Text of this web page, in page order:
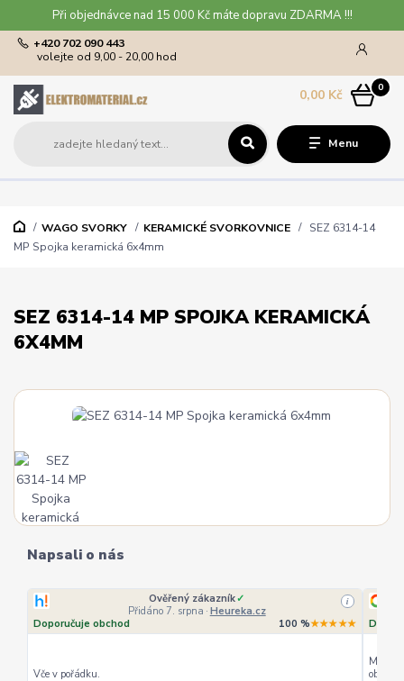
Při objednávce nad 15 000 Kč máte dopravu ZDARMA !!!
Menu
+420 702 090 443
volejte od 9,00 - 20,00 hod
0
0,00 Kč
WAGO SVORKY KERAMICKÉ SVORKOVNICE
SEZ 6314-14
MP Spojka keramická 6x4mm
SEZ 6314-14 MP SPOJKA KERAMICKÁ
6X4MM
Napsali o nás
Ověřený zákazník✓
Přidáno 7. srpna · Heureka.cz
i
Doporučuje obchod 100 %★★★★★
Vče v pořádku.
Můžu